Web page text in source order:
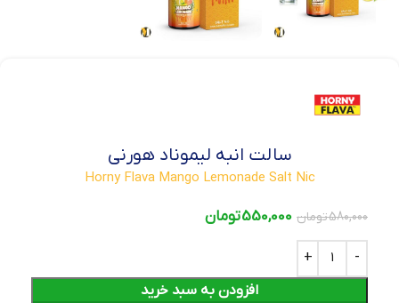
سالت انبه لیموناد هورنی
Horny Flava Mango Lemonade Salt Nic
580,000تومان 550,000تومان
افزودن به سبد خرید